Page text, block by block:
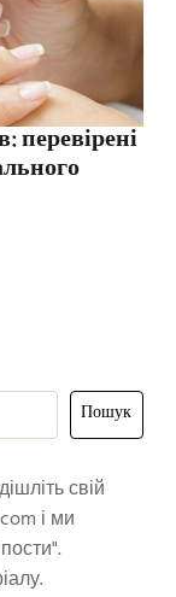
перевірені
Пошук
свій
і ми